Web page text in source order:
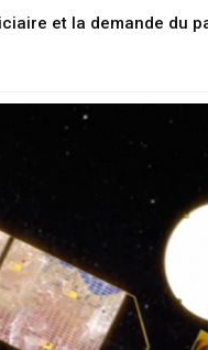
et la demande du